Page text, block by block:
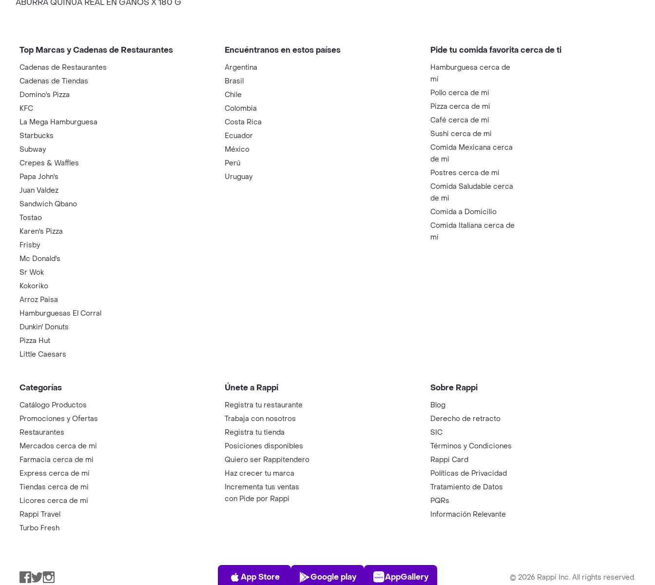
ABURRA QUINUA REAL EN GANOS X 180 G
Top Marcas y Cadenas de Restaurantes
Cadenas de Restaurantes
Cadenas de Tiendas
Domino's Pizza
KFC
La Mega Hamburguesa
Starbucks
Subway
Crepes & Waffles
Papa John's
Juan Valdez
Sandwich Qbano
Tostao
Karen's Pizza
Frisby
Mc Donald's
Sr Wok
Kokoriko
Arroz Paisa
Hamburguesas El Corral
Dunkin' Donuts
Pizza Hut
Little Caesars
Encuéntranos en estos países
Argentina
Brasil
Chile
Colombia
Costa Rica
Ecuador
México
Perú
Uruguay
Pide tu comida favorita cerca de ti
Hamburguesa cerca de
mi
Pollo cerca de mi
Pizza cerca de mi
Café cerca de mi
Sushi cerca de mi
Comida Mexicana cerca
de mi
Postres cerca de mi
Comida Saludable cerca
de mi
Comida a Domicilio
Comida Italiana cerca de
mi
Categorías
Catálogo Productos
Promociones y Ofertas
Restaurantes
Mercados cerca de mi
Farmacia cerca de mi
Express cerca de mi
Tiendas cerca de mi
Licores cerca de mi
Rappi Travel
Turbo Fresh
Únete a Rappi
Registra tu restaurante
Trabaja con nosotros
Registra tu tienda
Posiciones disponibles
Quiero ser Rappitendero
Haz crecer tu marca
Incrementa tus ventas
con Pide por Rappi
Sobre Rappi
Blog
Derecho de retracto
SIC
Términos y Condiciones
Rappi Card
Políticas de Privacidad
Tratamiento de Datos
PQRs
Información Relevante
Facebook
TwitterInstagram
App Store
App Store
Play Store
Google play
AppGallery
AppGallery © 2026 Rappi Inc. All rights reserved.